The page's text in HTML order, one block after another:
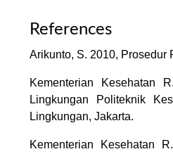
References
Arikunto, S. 2010, Prosedur
Kementerian Kesehatan
Lingkungan Politeknik
Lingkungan, Jakarta.
Kementerian Kesehatan